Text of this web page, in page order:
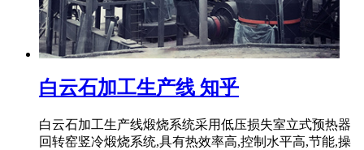
白云石加工生产线 知乎
白云石加工生产线煅烧系统采用低压损失室立式预热器
回转窑竖冷煅烧系统,具有热效率高,控制水平高,节能,操